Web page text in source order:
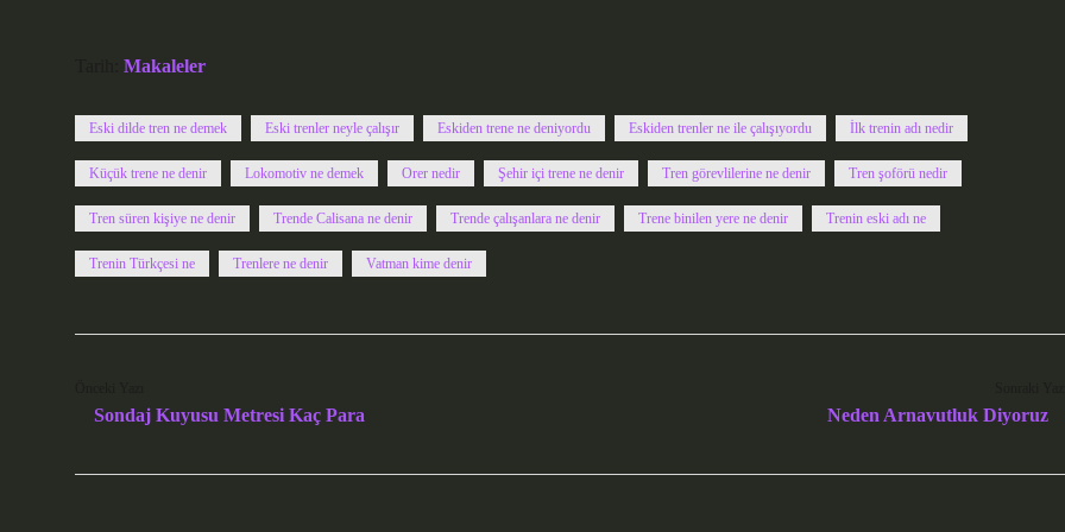
Makaleler
Eski dilde tren ne demek Eski trenler neyle çalışır Eskiden trene ne deniyordu Eskiden trenler ne ile çalışıyordu İlk trenin adı nedir
Küçük trene ne denir Lokomotiv ne demek Orer nedir Şehir içi trene ne denir Tren görevlilerine ne denir Tren şoförü nedir
Tren süren kişiye ne denir Trende Calisana ne denir Trende çalışanlara ne denir Trene binilen yere ne denir Trenin eski adı ne
Trenin Türkçesi ne Trenlere ne denir Vatman kime denir
Sondaj Kuyusu Metresi Kaç Para Neden Arnavutluk Diyoruz